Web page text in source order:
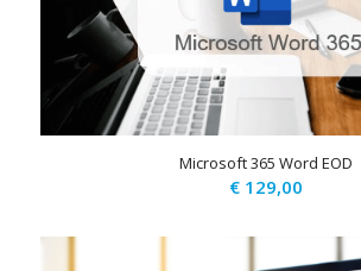
Microsoft 365 Word EOD
€129,00